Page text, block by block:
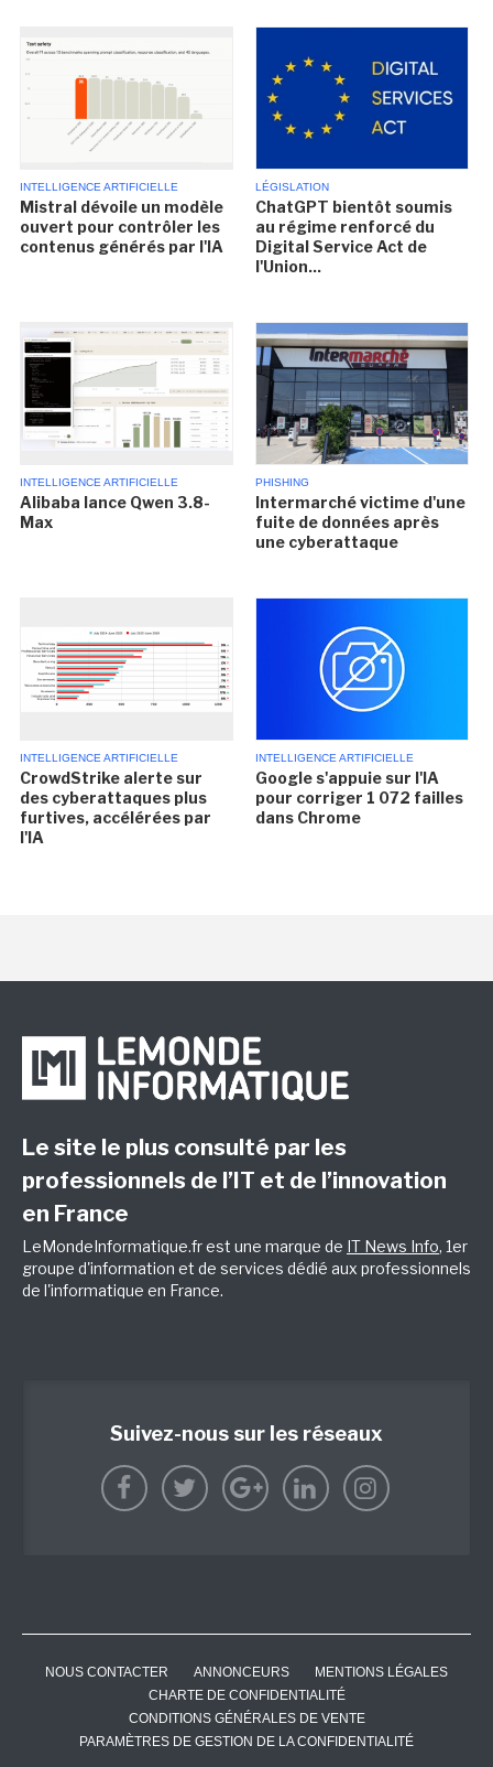
INTELLIGENCE ARTIFICIELLE
Mistral dévoile un modèle
ouvert pour contrôler les
contenus générés par l'IA
LÉGISLATION
ChatGPT bientôt soumis
au régime renforcé du
Digital Service Act de
l'Union...
INTELLIGENCE ARTIFICIELLE
Alibaba lance Qwen 3.8-
Max
PHISHING
Intermarché victime d'une
fuite de données après
une cyberattaque
INTELLIGENCE ARTIFICIELLE
CrowdStrike alerte sur
des cyberattaques plus
furtives, accélérées par
l'IA
INTELLIGENCE ARTIFICIELLE
Google s'appuie sur l'IA
pour corriger 1 072 failles
dans Chrome
Le site le plus consulté par les
professionnels de l’IT et de l’innovation
en France
LeMondeInformatique.fr est une marque de IT News Info, 1er
groupe d'information et de services dédié aux professionnels
de l'informatique en France.
Suivez-nous sur les réseaux
NOUS CONTACTER ANNONCEURS
MENTIONS LÉGALES
CHARTE DE CONFIDENTIALITÉ
CONDITIONS GÉNÉRALES DE VENTE
PARAMÈTRES DE GESTION DE LA CONFIDENTIALITÉ